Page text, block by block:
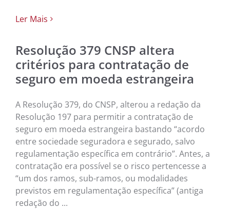
Ler Mais
Resolução 379 CNSP altera
critérios para contratação de
seguro em moeda estrangeira
A Resolução 379, do CNSP, alterou a redação da
Resolução 197 para permitir a contratação de
seguro em moeda estrangeira bastando “acordo
entre sociedade seguradora e segurado, salvo
regulamentação específica em contrário”. Antes, a
contratação era possível se o risco pertencesse a
“um dos ramos, sub-ramos, ou modalidades
previstos em regulamentação específica” (antiga
redação do ...